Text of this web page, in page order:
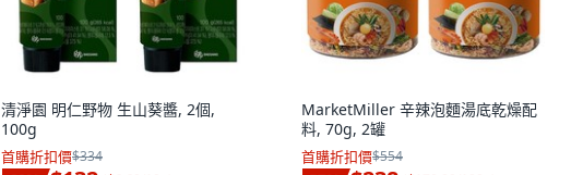
清淨園 明仁野物 生山葵醬, 2個,
100g
首購折扣價$334
MarketMiller 辛辣泡麵湯底乾燥配
料, 70g, 2罐
首購折扣價$554